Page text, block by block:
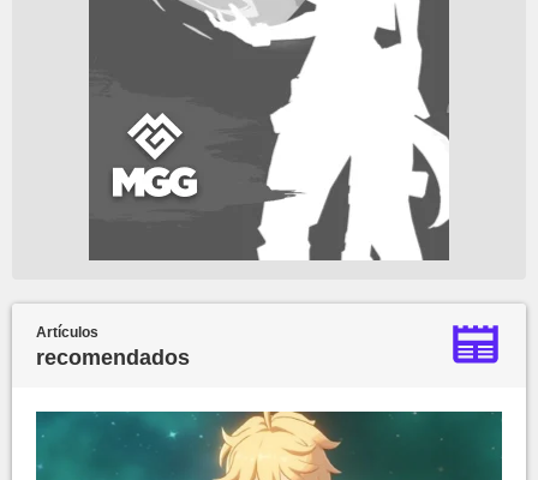
Artículos
recomendados